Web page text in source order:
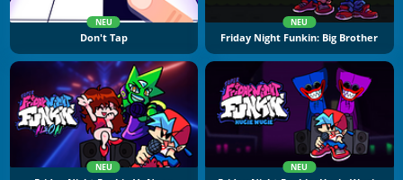
NEU
Don't Tap
NEU
Friday Night Funkin: Big Brother
NEU NEU